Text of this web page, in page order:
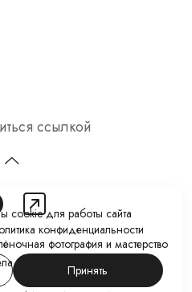
ссылкой
фотография и мастерство
В 2026 году
cookie для работы сайта
конфиденциальности
Принять